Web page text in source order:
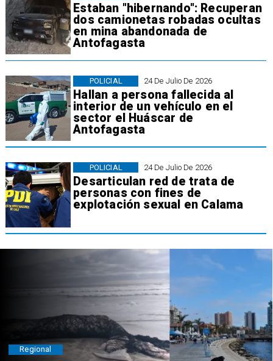
Estaban "hibernando": Recuperan
dos camionetas robadas ocultas
en mina abandonada de
Antofagasta
24 De Julio De 2026
Hallan a persona fallecida al
interior de un vehículo en el
sector el Huáscar de
Antofagasta
POLICIAL
24 De Julio De 2026
Desarticulan red de trata de
personas con fines de
explotación sexual en Calama
POLICIAL
Regional